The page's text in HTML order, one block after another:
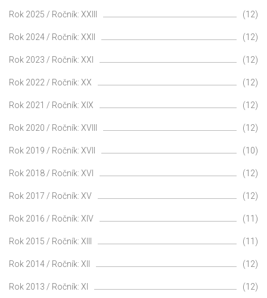
Rok 2025 / Ročník: XXIII (12)
Rok 2024 / Ročník: XXII (12)
Rok 2023 / Ročník: XXI (12)
Rok 2022 / Ročník: XX (12)
Rok 2021 / Ročník: XIX (12)
Rok 2020 / Ročník: XVIII (12)
Rok 2019 / Ročník: XVII (10)
Rok 2018 / Ročník: XVI (12)
Rok 2017 / Ročník: XV (12)
Rok 2016 / Ročník: XIV (11)
Rok 2015 / Ročník: XIII (11)
Rok 2014 / Ročník: XII (12)
Rok 2013 / Ročník: XI (12)